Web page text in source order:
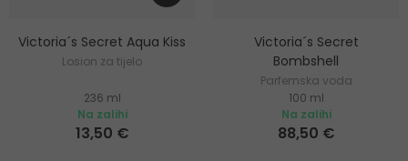
Victoria´s Secret Aqua Kiss
Losion za tijelo
236 ml
Na zalihi
13,50 €
Victoria´s Secret
Bombshell
Parfemska voda
100 ml
Na zalihi
88,50 €